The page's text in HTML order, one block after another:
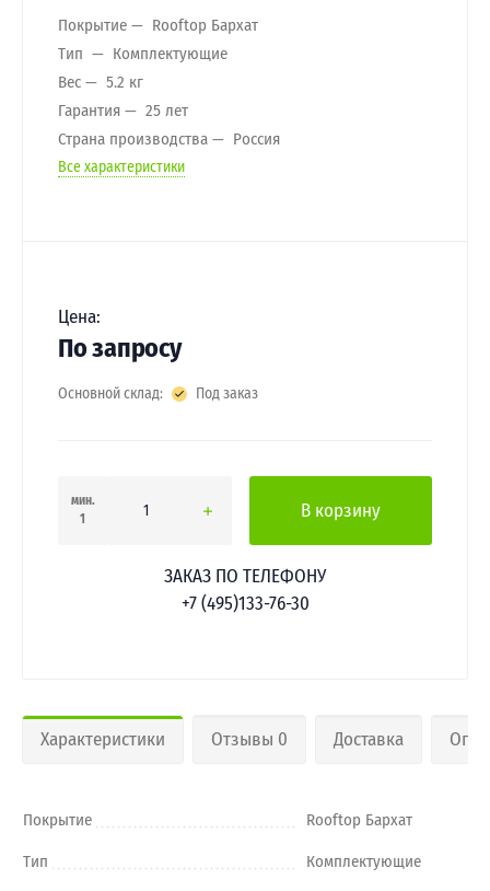
Покрытие
Rooftop Бархат
Тип
Комплектующие
Вес
5.2 кг
Гарантия
25 лет
Страна производства
Россия
Все характеристики
Цена:
По запросу
Основной склад: Под заказ
мин.
1
В корзину
ЗАКАЗ ПО ТЕЛЕФОНУ
+7 (495)133-76-30
Характеристики Отзывы 0 Доставка
Покрытие Rooftop Бархат
Тип Комплектующие